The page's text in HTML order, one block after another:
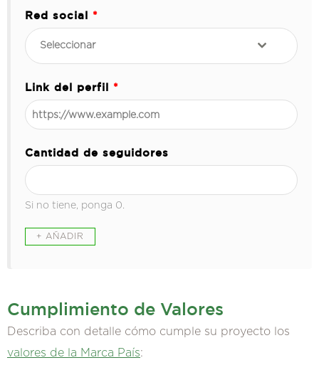
Red social *
Seleccionar
Link del perfil *
Cantidad de seguidores
Si no tiene, ponga 0.
Cumplimiento de Valores
Describa con detalle cómo cumple su proyecto los
valores de la Marca País: